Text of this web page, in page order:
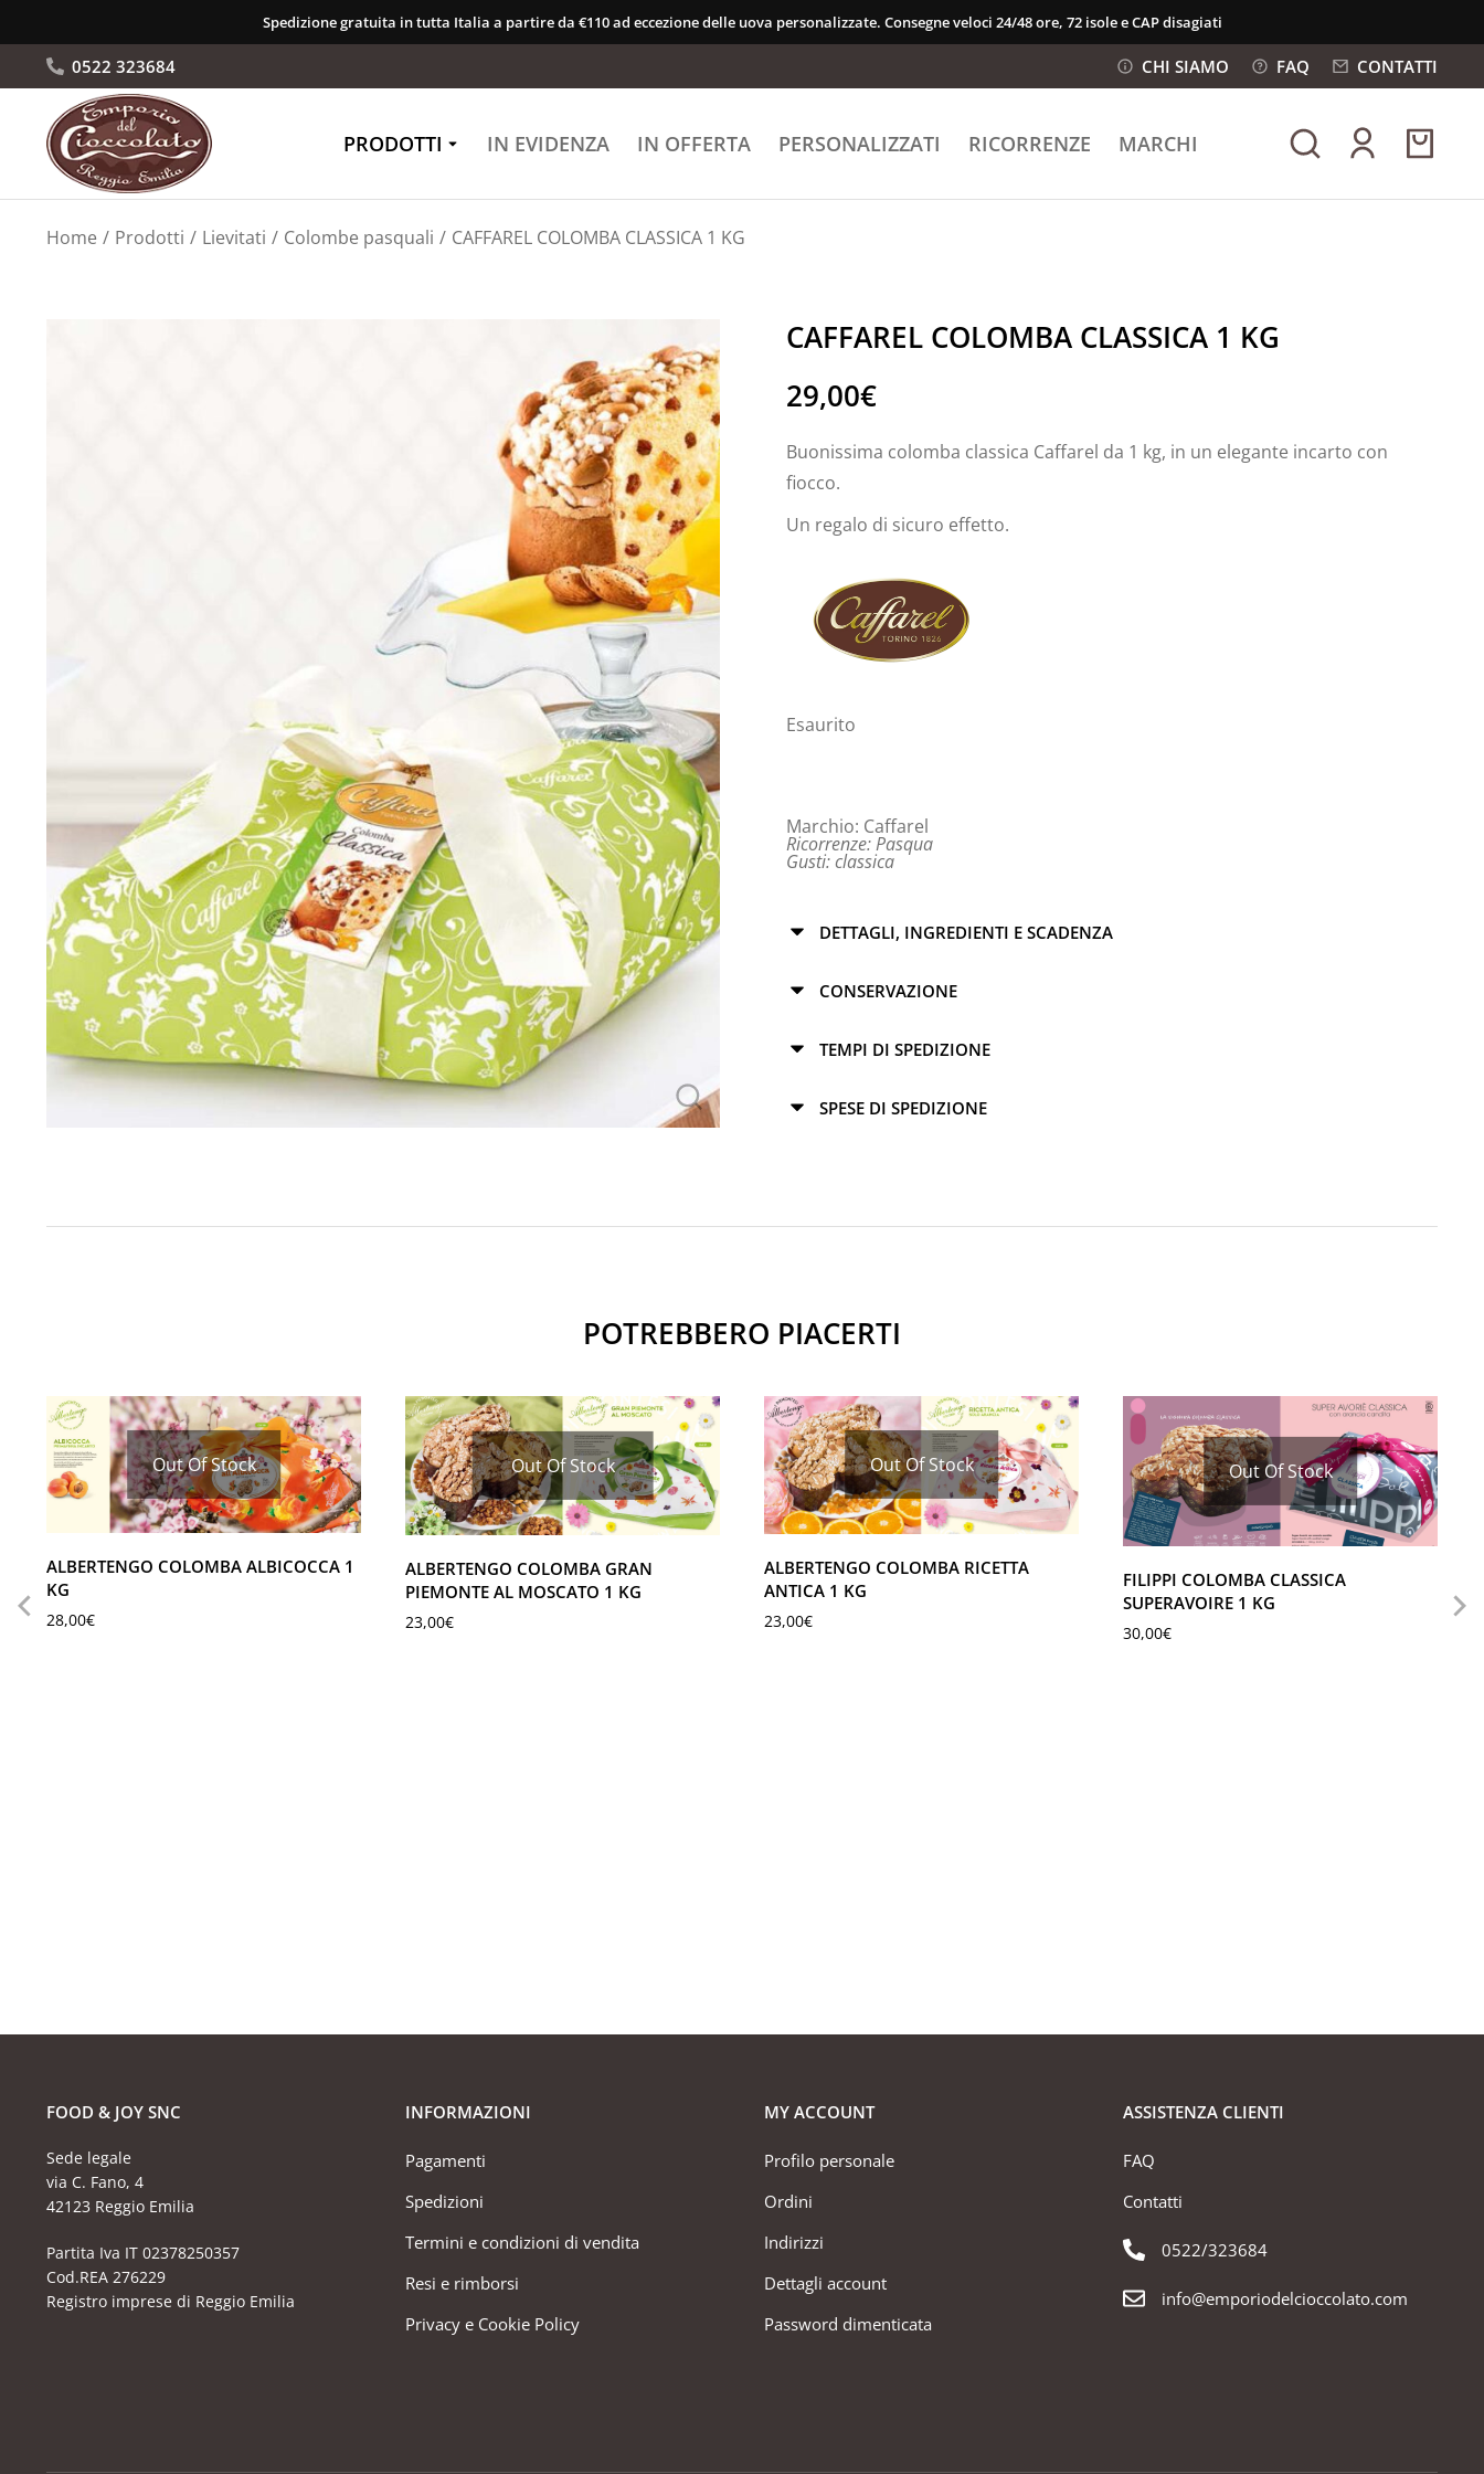
Spedizione gratuita in tutta Italia a partire da €110 ad eccezione delle uova personalizzate. Consegne veloci 24/48 ore, 72 isole e CAP disagiati
0522 323684 CHI SIAMO FAQ CONTATTI
PRODOTTI IN EVIDENZA IN OFFERTA PERSONALIZZATI RICORRENZE MARCHI
Tu sei qui:
Home Prodotti Lievitati Colombe pasquali CAFFAREL COLOMBA CLASSICA 1 KG
CAFFAREL COLOMBA CLASSICA 1 KG
29,00€
Buonissima colomba classica Caffarel da 1 kg, in un elegante incarto con
fiocco.
Un regalo di sicuro effetto.
Esaurito
Marchio: Caffarel
Ricorrenze:Pasqua
Gusti:classica
DETTAGLI, INGREDIENTI E SCADENZA
CONSERVAZIONE
TEMPI DI SPEDIZIONE
SPESE DI SPEDIZIONE
POTREBBERO PIACERTI
Out Of Stock
ALBERTENGO COLOMBA ALBICOCCA 1
KG
28,00€
Out Of Stock
ALBERTENGO COLOMBA GRAN
PIEMONTE AL MOSCATO 1 KG
23,00€
Out Of Stock
ALBERTENGO COLOMBA RICETTA
ANTICA 1 KG
23,00€
Out Of Stock
FILIPPI COLOMBA CLASSICA
SUPERAVOIRE 1 KG
30,00€
FOOD & JOY SNC
Sede legale
via C. Fano, 4
42123 Reggio Emilia
Partita Iva IT 02378250357
Cod.REA 276229
Registro imprese di Reggio Emilia
INFORMAZIONI
Pagamenti
Spedizioni
Termini e condizioni di vendita
Resi e rimborsi
Privacy e Cookie Policy
MY ACCOUNT
Profilo personale
Ordini
Indirizzi
Dettagli account
Password dimenticata
ASSISTENZA CLIENTI
FAQ
Contatti
0522/323684
info@emporiodelcioccolato.com